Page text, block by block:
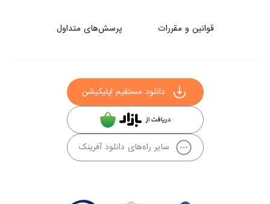
قوانین و مقررات پرسش‌های متداول
دانلود مستقیم اپلیکیشن
سایر راه‌های دانلود آفرینک